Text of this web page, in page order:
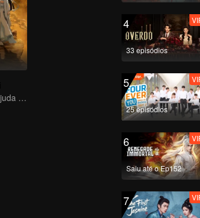
jovem mágico ajuda os povos
4
33 episódios
5
25 episódios
6
Saiu até o Ep152
7